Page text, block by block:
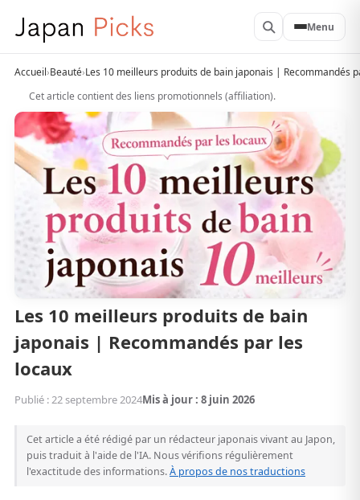
Menu
Accueil›Beauté›Les 10 meilleurs produits de bain japonais | Recommandés
Cet article contient des liens promotionnels (affiliation).
Les 10 meilleurs produits de bain
japonais | Recommandés par les
locaux
Publié : 22 septembre 2024Mis à jour : 8 juin 2026
Cet article a été rédigé par un rédacteur japonais vivant au Japon,
puis traduit à l'aide de l'IA. Nous vérifions régulièrement
l'exactitude des informations.À propos de nos traductions